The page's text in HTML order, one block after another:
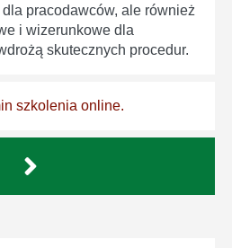
pracodawców, ale również
i wizerunkowe dla
skutecznych procedur.
szkolenia online.